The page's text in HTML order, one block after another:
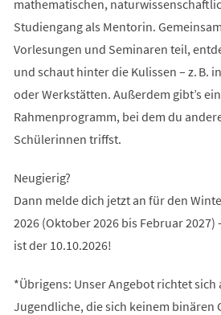
mathematischen,
Studiengang als Mentorin.
Vorlesungen und Seminaren teil,
und schaut hinter die Kulissen – z. B.
oder Werkstätten. Außerdem gibt’s
Rahmenprogramm, bei dem du
Schülerinnen triffst.
Neugierig?
Dann melde dich jetzt an für den
2026 (Oktober 2026 bis Februar 2027)
ist der 10.10.2026!
*Übrigens: Unser Angebot richtet
Jugendliche, die sich keinem binären